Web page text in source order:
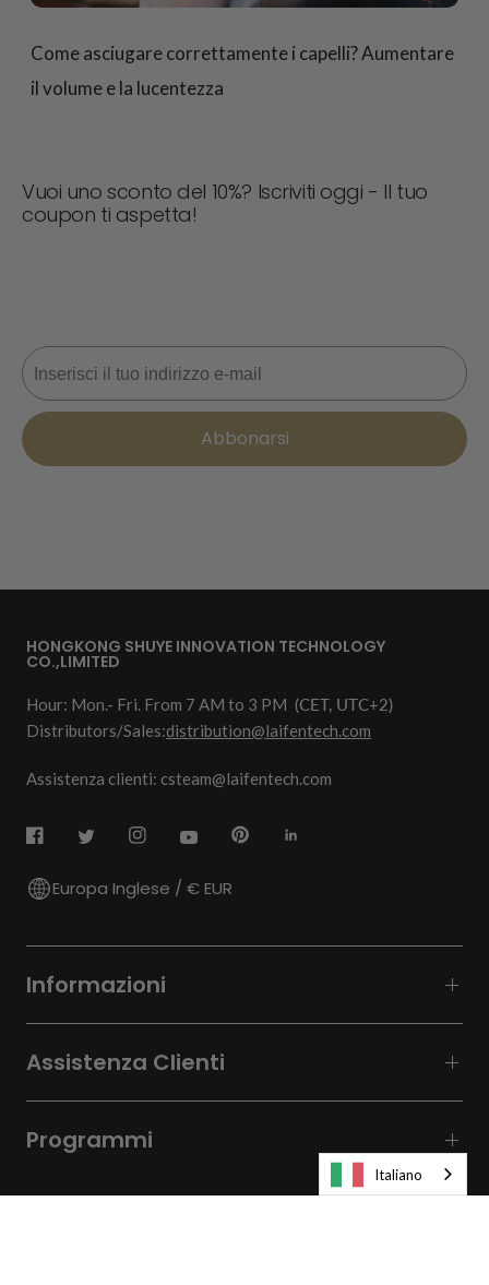
Come asciugare correttamente i capelli? Aumentare
il volume e la lucentezza
Vuoi uno sconto del 10%? Iscriviti oggi - Il tuo
coupon ti aspetta!
Email
Abbonarsi
HONGKONG SHUYE INNOVATION TECHNOLOGY
CO.,LIMITED
Hour: Mon.- Fri. From 7 AM to 3 PM (CET, UTC+2)
Distributors/Sales:distribution@laifentech.com
Assistenza clienti: csteam@laifentech.com
Europa Inglese / € EUR
Informazioni
Assistenza Clienti
Programmi
Italiano